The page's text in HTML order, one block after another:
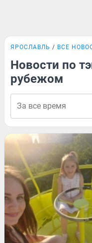
ЯРОСЛАВЛЬ ВСЕ
Новости по
рубежом